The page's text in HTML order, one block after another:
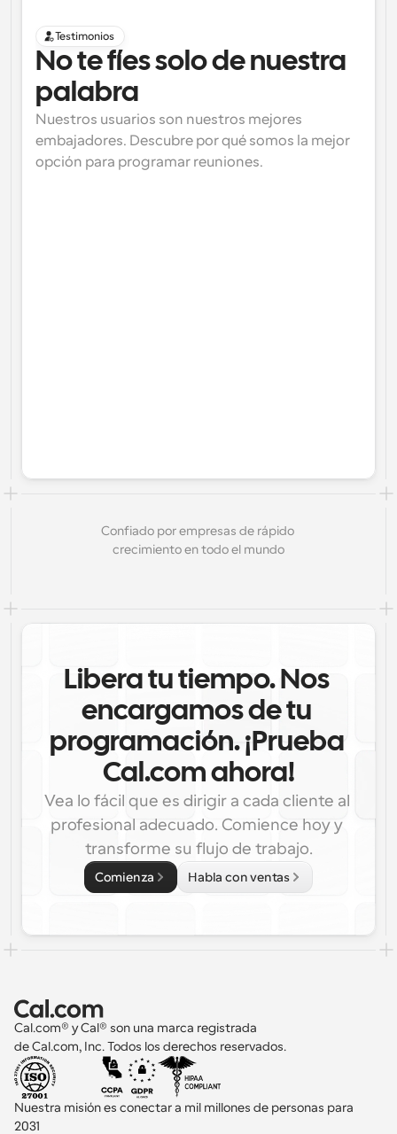
Testimonios
No te fíes solo de nuestra
palabra
Nuestros usuarios son nuestros mejores
embajadores. Descubre por qué somos la mejor
opción para programar reuniones.
Confiado por empresas de rápido
crecimiento en todo el mundo
Libera tu tiempo. Nos
encargamos de tu
programación. ¡Prueba
Cal.com ahora!
Vea lo fácil que es dirigir a cada cliente al
profesional adecuado. Comience hoy y
transforme su flujo de trabajo.
Comienza Habla con ventas
Cal.com® y Cal® son una marca registrada
de Cal.com, Inc. Todos los derechos reservados.
Nuestra misión es conectar a mil millones de personas para
2031